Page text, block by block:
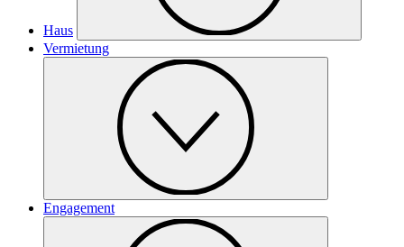
Haus
Vermietung
Engagement